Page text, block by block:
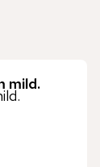
mild.